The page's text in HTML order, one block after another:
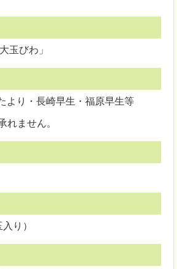
玉びわ」
より・長崎早生・福原早生等
れません。
り）